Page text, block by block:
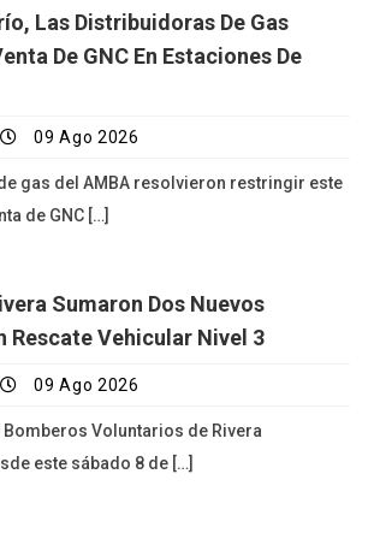
Las Distribuidoras De Gas
De GNC En Estaciones De
09 Ago 2026
gas del AMBA resolvieron restringir este
de GNC […]
Sumaron Dos Nuevos
Rescate Vehicular Nivel 3
09 Ago 2026
Bomberos Voluntarios de Rivera
este sábado 8 de […]